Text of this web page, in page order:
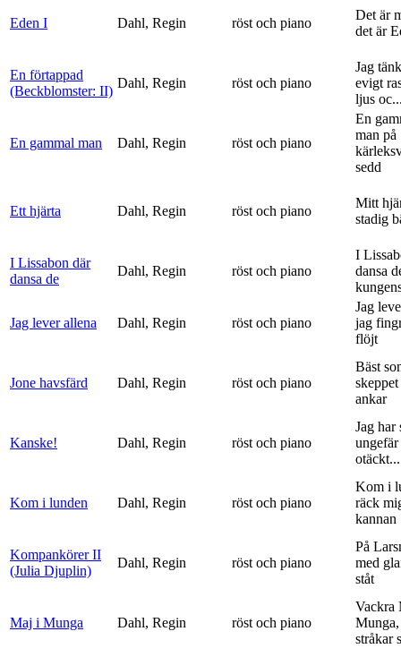
Eden I Dahl, Regin röst och piano
Det är
det är
En förtappad
(Beckblomster: II)
Dahl, Regin röst och piano
Jag
evigt
ljus
En gammal man Dahl, Regin röst och piano
En
man på
sedd
Ett hjärta Dahl, Regin röst och piano
Mitt
stadig
I Lissabon där
dansa de
Dahl, Regin röst och piano
I
dansa
Jag lever allena Dahl, Regin röst och piano
Jag
jag
flöjt
Jone havsfärd Dahl, Regin röst och piano
Bäst
ankar
Kanske! Dahl, Regin röst och piano
Jag har
otäckt...
Kom i lunden Dahl, Regin röst och piano
Kom i
räck
kannan
Kompankörer II
(Julia Djuplin)
Dahl, Regin röst och piano
På
med
ståt
Maj i Munga Dahl, Regin röst och piano
Vackra
stråkar